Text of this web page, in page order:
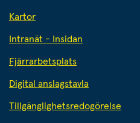
Kartor
Intranät - Insidan
Fjärrarbetsplats
Digital anslagstavla
Tillgänglighetsredogörelse